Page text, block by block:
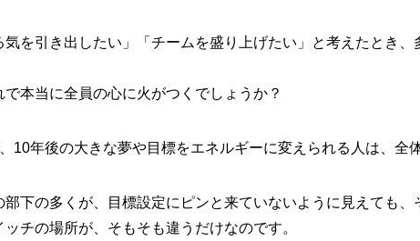
気を引き出したい」「チームを盛り上げたい」と考えたとき
で本当に全員の心に火がつくでしょうか？
10年後の大きな夢や目標をエネルギーに変えられる人は、全
部下の多くが、目標設定にピンと来ていないように見えても、
チの場所が、そもそも違うだけなのです。